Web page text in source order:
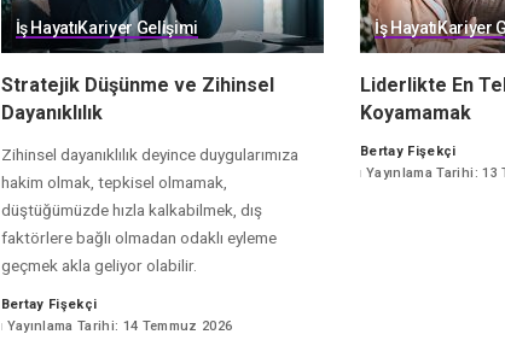
İş HayatıKariyer Gelişimi
Stratejik Düşünme ve Zihinsel
Dayanıklılık
Zihinsel dayanıklılık deyince duygularımıza
hakim olmak, tepkisel olmamak,
düştüğümüzde hızla kalkabilmek, dış
faktörlere bağlı olmadan odaklı eyleme
geçmek akla geliyor olabilir.
Posted
by
Bertay Fişekçi
Yayınlama Tarihi: 14 Temmuz 2026
İş HayatıKariyer
Liderlikte En
Koyamamak
Posted
by
Bertay Fişekçi
Yayınlama Tarihi: 13